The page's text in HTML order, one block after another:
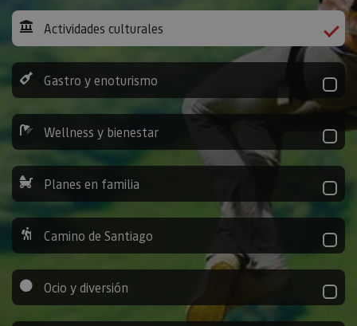
Actividades culturales
Gastro y enoturismo
Wellness y bienestar
Planes en familia
Camino de Santiago
Ocio y diversión